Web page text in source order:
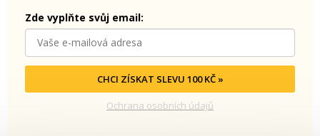
Zde vyplňte svůj email:
CHCI ZÍSKAT SLEVU 100 KČ »
Ochrana osobních údajů